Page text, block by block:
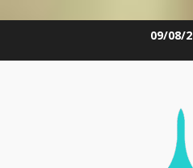
09/08/